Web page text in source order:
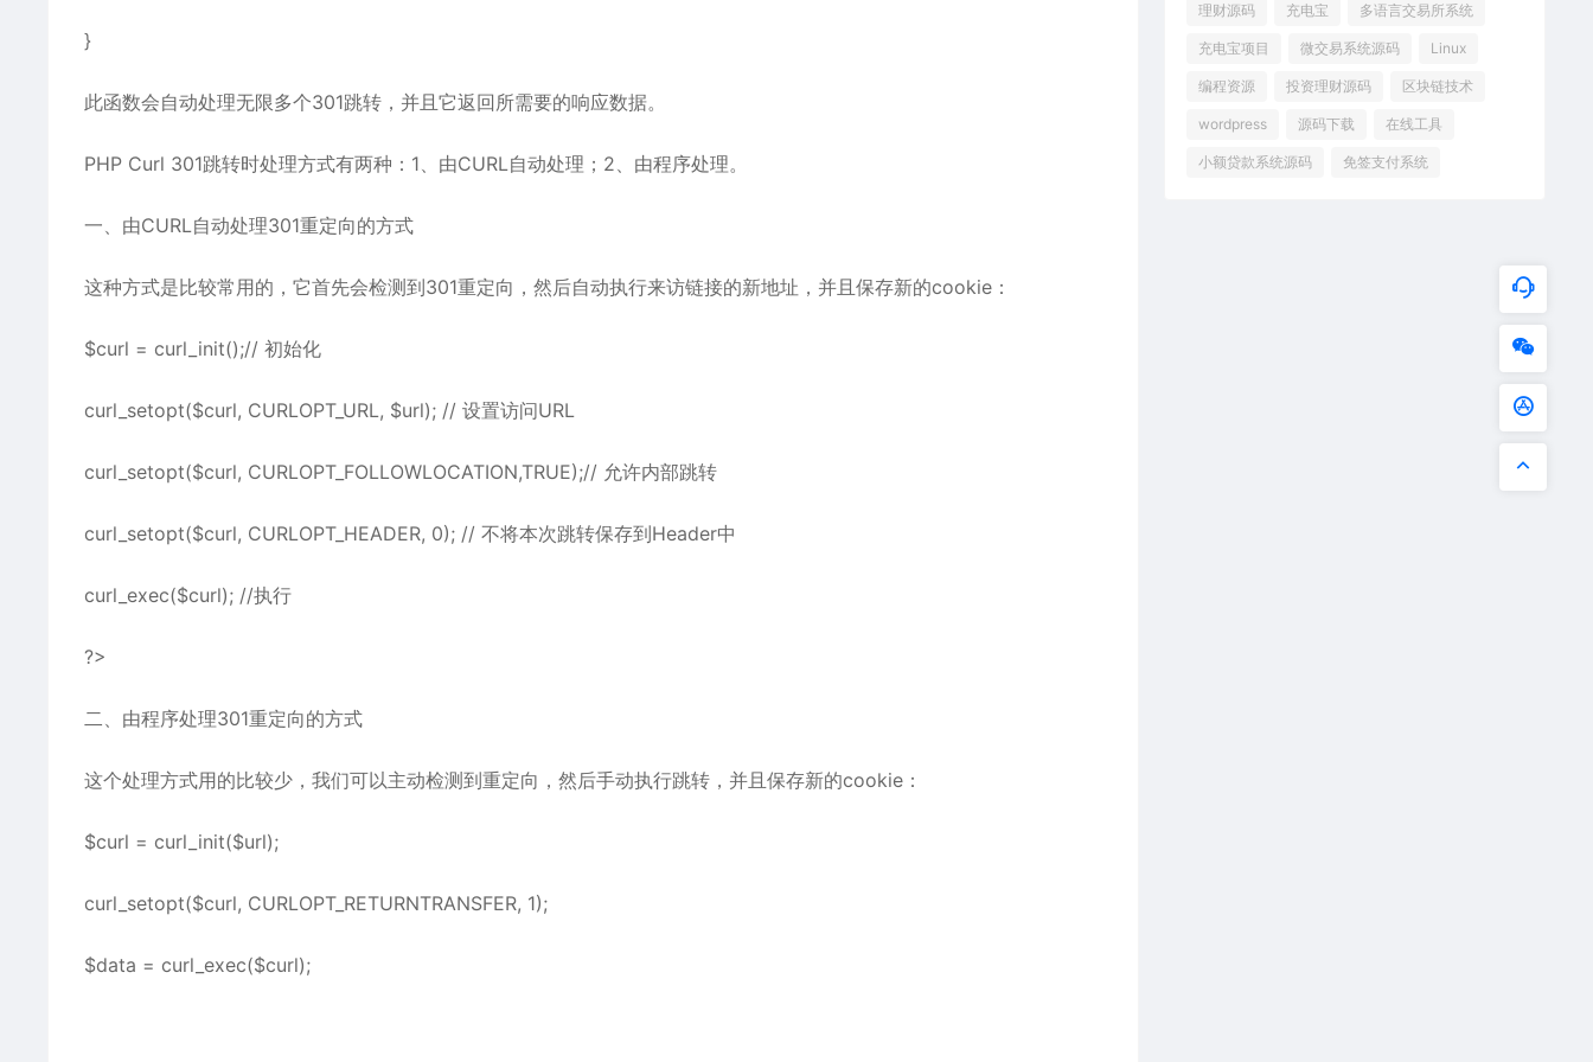
}
此函数会自动处理无限多个301跳转，并且它返回所需要的响应数据。
PHP Curl 301跳转时处理方式有两种：1、由CURL自动处理；2、由程序处理。
一、由CURL自动处理301重定向的方式
这种方式是比较常用的，它首先会检测到301重定向，然后自动执行来访链接的新地址，并且保存新的cookie：
$curl = curl_init();// 初始化
curl_setopt($curl, CURLOPT_URL, $url); // 设置访问URL
curl_setopt($curl, CURLOPT_FOLLOWLOCATION,TRUE);// 允许内部跳转
curl_setopt($curl, CURLOPT_HEADER, 0); // 不将本次跳转保存到Header中
curl_exec($curl); //执行
?>
二、由程序处理301重定向的方式
这个处理方式用的比较少，我们可以主动检测到重定向，然后手动执行跳转，并且保存新的cookie：
$curl = curl_init($url);​
curl_setopt($curl, CURLOPT_RETURNTRANSFER, 1);​
$data = curl_exec($curl);​
理财源码 充电宝 多语言交易所系统
充电宝项目 微交易系统源码 Linux
编程资源 投资理财源码 区块链技术
wordpress 源码下载 在线工具
小额贷款系统源码 免签支付系统